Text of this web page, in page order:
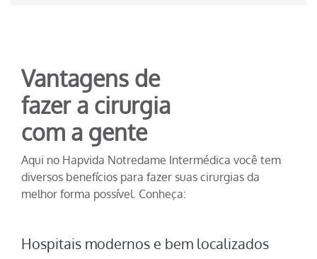
Vantagens de
fazer a cirurgia
com a gente
Aqui no Hapvida Notredame Intermédica você tem
diversos benefícios para fazer suas cirurgias da
melhor forma possível. Conheça:
Hospitais modernos e bem localizados